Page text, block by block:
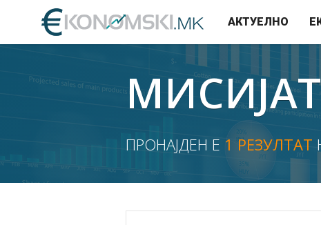
АКТУЕЛНО
ПРОНАЈДЕН Е 1 РЕЗУЛТАТ